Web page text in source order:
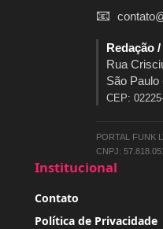
📧
Redação
Rua
São Paulo
CEP:
PORTAL FUNK
CNPJ:
Institucional
Contato
Política de Privacidade